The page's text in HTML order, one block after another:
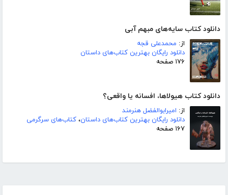
دانلود کتاب سایه‌های مبهم آبی
از: محمدعلی قجه
دانلود رایگان بهترین کتاب‌های داستان
۱۷۶ صفحه
دانلود کتاب هیولاها، افسانه یا واقعی؟
از: امیرابوالفضل هنرمند
دانلود رایگان بهترین کتاب‌های داستان، کتاب‌های سرگرمی
۱۶۷ صفحه